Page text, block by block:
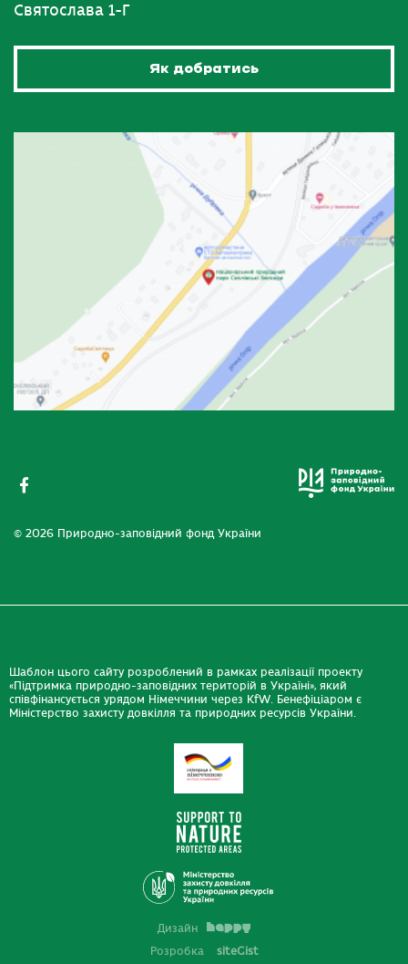
Святослава 1-Г
Як добратись
© 2026 Природно-заповідний фонд України
Шаблон цього сайту розроблений в рамках реалізації проекту
«Підтримка природно-заповідних територій в Україні», який
співфінансується урядом Німеччини через KfW. Бенефіціаром є
Міністерство захисту довкілля та природних ресурсів України.
Дизайн
Розробка
siteGist